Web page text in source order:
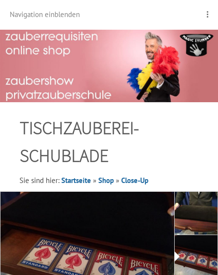
Navigation einblenden
TISCHZAUBEREI-
SCHUBLADE
Sie sind hier: Startseite » Shop » Close-Up